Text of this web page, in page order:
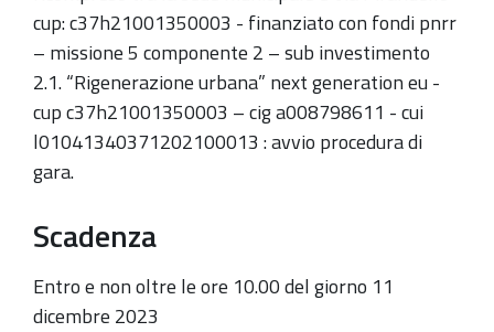
cup: c37h21001350003 - finanziato con fondi pnrr
– missione 5 componente 2 – sub investimento
2.1. “Rigenerazione urbana” next generation eu -
cup c37h21001350003 – cig a008798611 - cui
l01041340371202100013 : avvio procedura di
gara.
Scadenza
Entro e non oltre le ore 10.00 del giorno 11
dicembre 2023